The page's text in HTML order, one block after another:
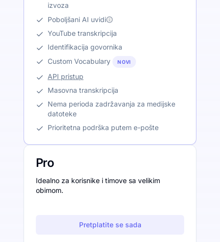
izvoza
Poboljšani AI uvidi
YouTube transkripcija
Identifikacija govornika
Custom Vocabulary
NOVI
API pristup
Masovna transkripcija
Nema perioda zadržavanja za medijske
datoteke
Prioritetna podrška putem e-pošte
Pro
Idealno za korisnike i timove sa velikim
obimom.
Pretplatite se sada